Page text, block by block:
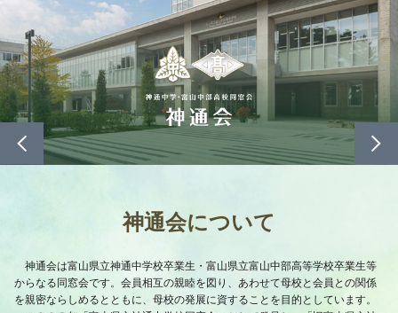
神通会について
神通会は富山県立神通中学校卒業生・富山県立富山中部高等学校卒業生等
からなる同窓会です。会員相互の親睦を図り、あわせて母校と会員との関係
を親密ならしめるとともに、母校の発展に資することを目的としています。